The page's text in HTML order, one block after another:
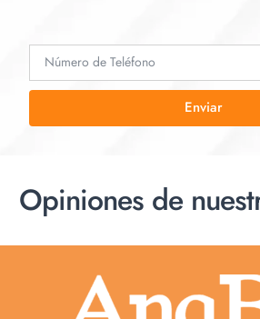
Enviar
Opiniones de